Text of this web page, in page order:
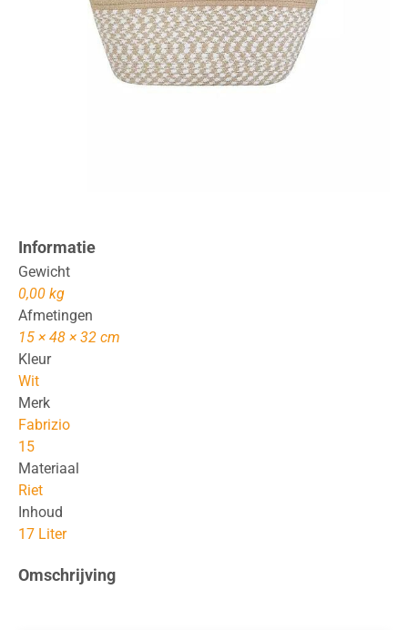
Informatie
Gewicht
0,00 kg
Afmetingen
15 × 48 × 32 cm
Kleur
Wit
Merk
Fabrizio
15
Materiaal
Riet
Inhoud
17 Liter
Omschrijving